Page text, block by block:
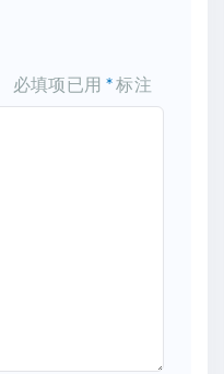
必填项已用 *标注